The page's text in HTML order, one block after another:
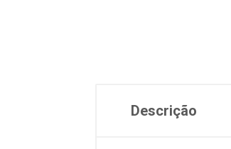
Descrição